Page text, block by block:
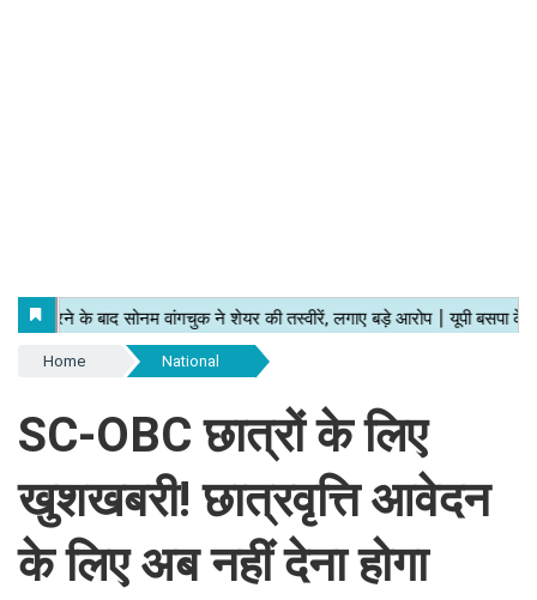
Home National
SC-OBC छात्रों के लिए
खुशखबरी! छात्रवृत्ति आवेदन
के लिए अब नहीं देना होगा